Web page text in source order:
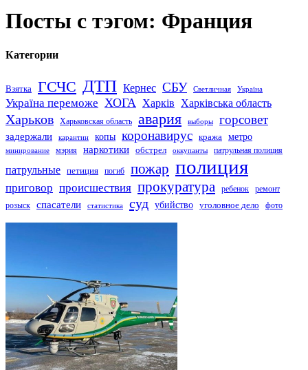
Посты с тэгом: Франция
Категории
Взятка ГСЧС ДТП Кернес СБУ Светличная Україна
Україна переможе ХОГА Харків Харківська область
Харьков Харьковская область авария выборы горсовет
задержали карантин копы коронавирус кража метро
минирование мэрия наркотики обстрел оккупанты патрульная полиция
патрульные петиция погиб пожар полиция
приговор происшествия прокуратура ребенок
ремонт
розыск
спасатели статистика суд убийство уголовное дело фото